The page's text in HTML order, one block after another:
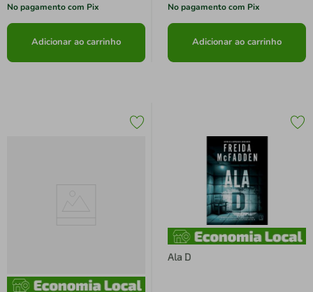
No pagamento com Pix
Adicionar ao carrinho
No pagamento com Pix
Adicionar ao carrinho
Ala D